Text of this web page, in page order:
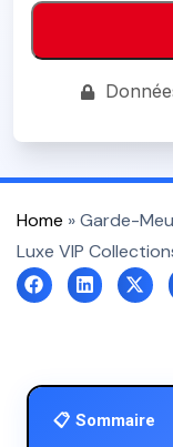
Home »Garde-
Luxe VIP
📋 Sommaire